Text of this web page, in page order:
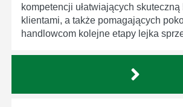
kompetencji ułatwiających
klientami, a także pomagających
handlowcom kolejne etapy lejka